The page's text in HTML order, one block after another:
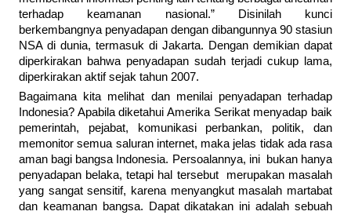
terhadap keamanan nasional.” Disinilah kunci
berkembangnya penyadapan dengan dibangunnya 90 stasiun
NSA di dunia, termasuk di Jakarta. Dengan demikian dapat
diperkirakan bahwa penyadapan sudah terjadi cukup lama,
diperkirakan aktif sejak tahun 2007.
Bagaimana kita melihat dan menilai penyadapan terhadap
Indonesia? Apabila diketahui Amerika Serikat menyadap baik
pemerintah, pejabat, komunikasi perbankan, politik, dan
memonitor semua saluran internet, maka jelas tidak ada rasa
aman bagi bangsa Indonesia. Persoalannya, ini bukan hanya
penyadapan belaka, tetapi hal tersebut merupakan masalah
yang sangat sensitif, karena menyangkut masalah martabat
dan keamanan bangsa. Dapat dikatakan ini adalah sebuah